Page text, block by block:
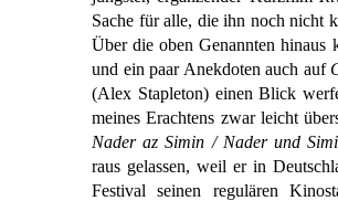
Sache für alle, die ihn noch nicht
Über die oben Genannten hinaus
und ein paar Anekdoten auch auf
(Alex Stapleton) einen Blick
meines Erachtens zwar leicht
Nader az Simin / Nader und
raus gelassen, weil er in
Festival seinen regulären